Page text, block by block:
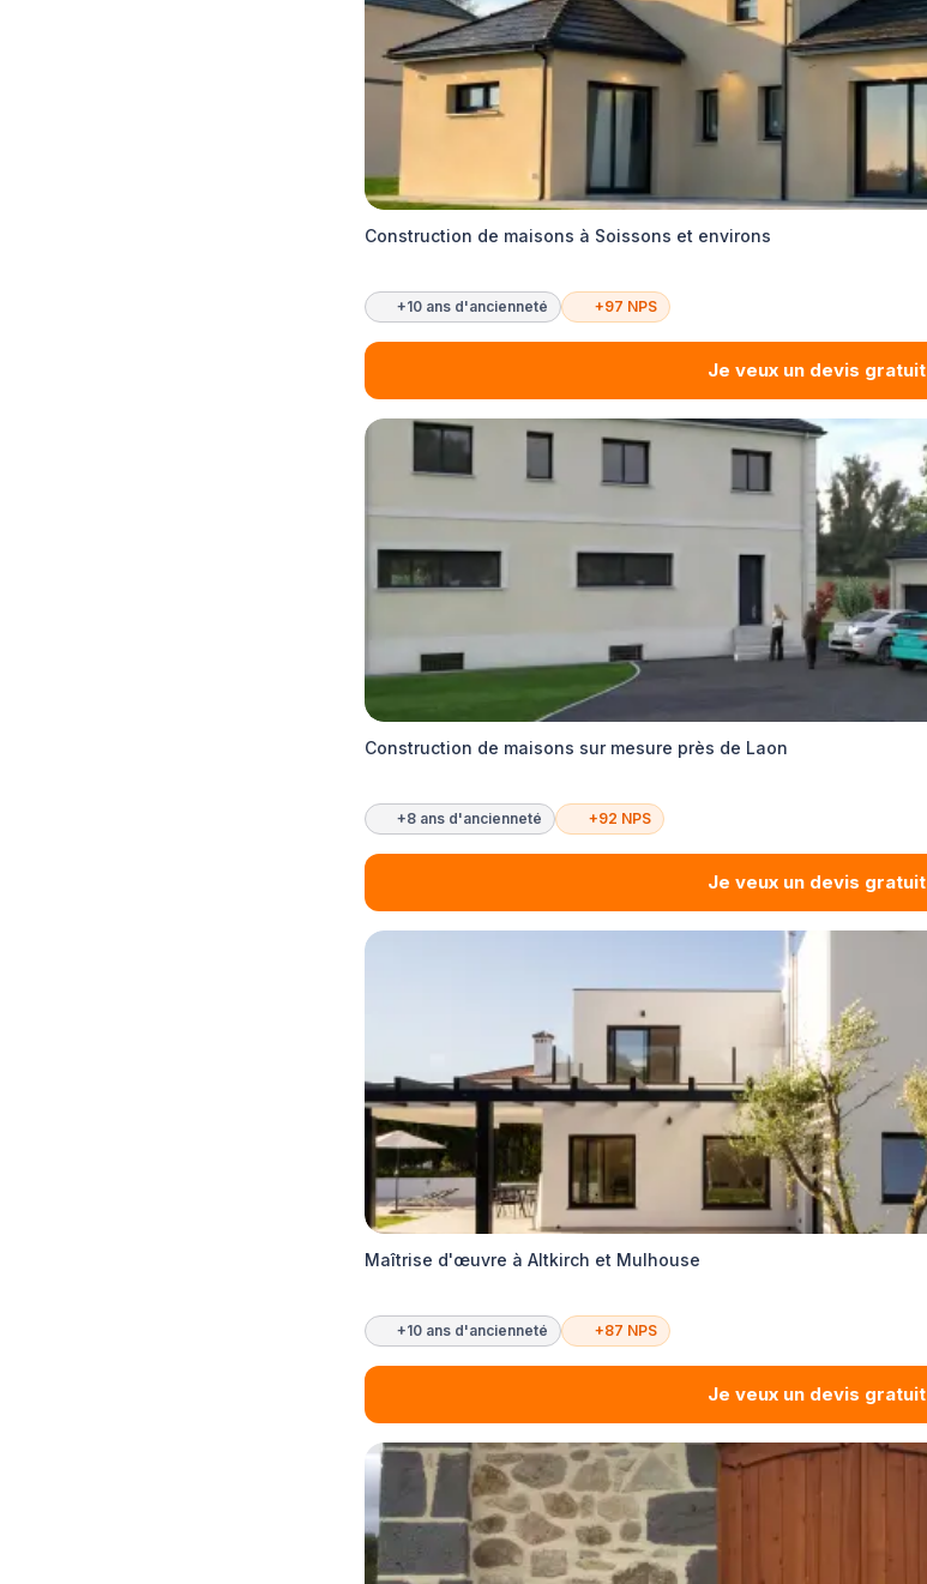
Construction de maisons à Soissons et environs
+10 ans d'ancienneté +97 NPS
Je veux un devis gratuit
Construction de maisons sur mesure près de Laon
+8 ans d'ancienneté +92 NPS
Je veux un devis gratuit
Maîtrise d'œuvre à Altkirch et Mulhouse
+10 ans d'ancienneté +87 NPS
Je veux un devis gratuit